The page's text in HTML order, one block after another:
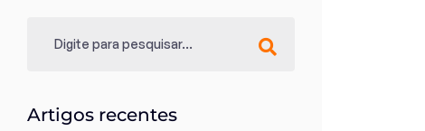
Artigos recentes